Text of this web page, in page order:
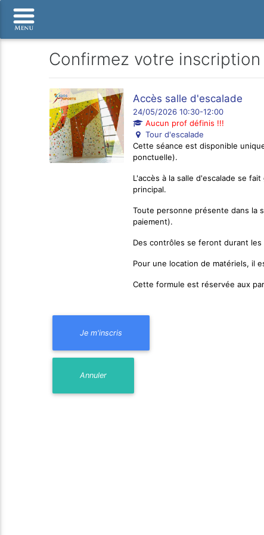
Confirmez votre inscription
Accès salle d'escalade
24/05/2026 10:30-12:00
Aucun prof définis !!!
Tour d'escalade
Cette séance est disponible
ponctuelle).
L'accès à la salle d'escalade se
principal.
Toute personne présente dans la
paiement).
Des contrôles se feront durant
Pour une location de matériels, il
Cette formule est réservée aux